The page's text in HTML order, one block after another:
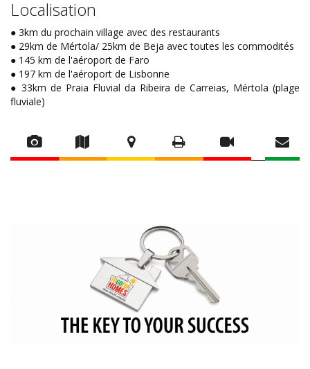
Localisation
● 3km du prochain village avec des restaurants
● 29km de Mértola/ 25km de Beja avec toutes les commodités
● 145 km de l'aéroport de Faro
● 197 km de l'aéroport de Lisbonne
● 33km de Praia Fluvial da Ribeira de Carreias, Mértola (plage
fluviale)